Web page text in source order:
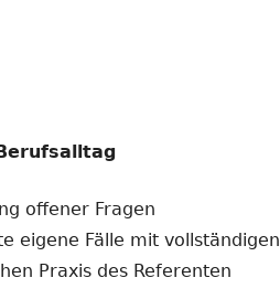
offener Fragen
eigene Fälle mit vollständigen
Praxis des Referenten